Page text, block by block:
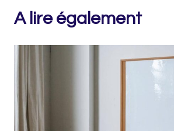
A lire également